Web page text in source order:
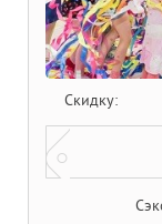
Скидку: